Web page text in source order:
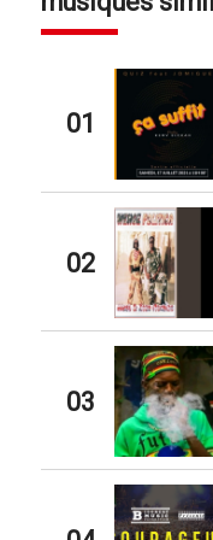
01
02
03